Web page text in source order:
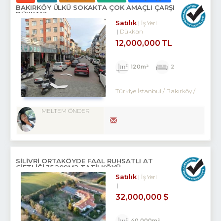
BAKIRKÖY ÜLKÜ SOKAKTA ÇOK AMAÇLI ÇARŞI
DÜKKANI
Satılık
İş Yeri
Dükkan
12,000,000 TL
120m² 2
Türkiye İstanbul / Bakırköy/ Kartaltepe
MELTEM ÖNDER
SILIVRI ORTAKÖYDE FAAL RUHSATLI AT
ÇIFTLIĞI,35.209M2 TATILKÖYÜ
Satılık
İş Yeri
32,000,000 $